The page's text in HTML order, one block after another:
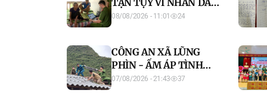
GIỮ VỮNG BÌNH YÊN
08/08/2026 - 11:01 24
CÔNG AN XÃ LŨNG
PHÌN - ẤM ÁP TÌNH
QUÂN DÂN, KỊP THỜI
07/08/2026 - 21:43 37